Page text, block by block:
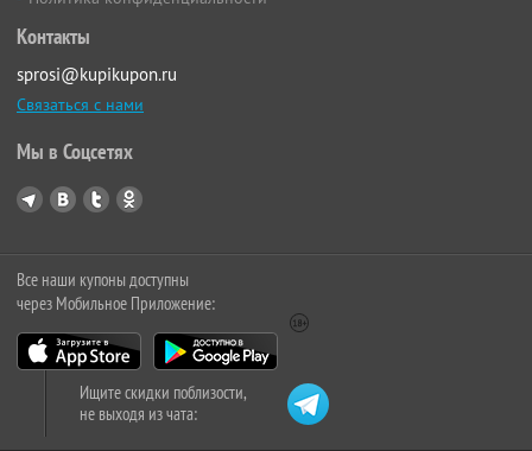
Контакты
sprosi@kupikupon.ru
Связаться с нами
Мы в Соцсетях
Все наши купоны доступны
через Мобильное Приложение:
Ищите скидки поблизости,
не выходя из чата: